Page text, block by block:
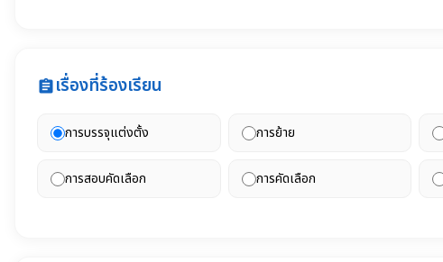
assignment เรื่องที่ร้องเรียน
การบรรจุแต่งตั้ง การย้าย
การสอบคัดเลือก การคัดเลือก